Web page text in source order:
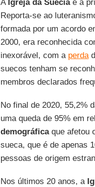
A Igreja da Suéciaé a
Reporta-se ao
formada por um acordo
2000, era reconhecida
inexorável, com a perda
suecos tenham se
membros declarados
No final de 2020, 55,2%
uma queda de 95% em
demográficaque afetou
sueca, que é de apenas
pessoas de origem
Nos últimos 20 anos, a